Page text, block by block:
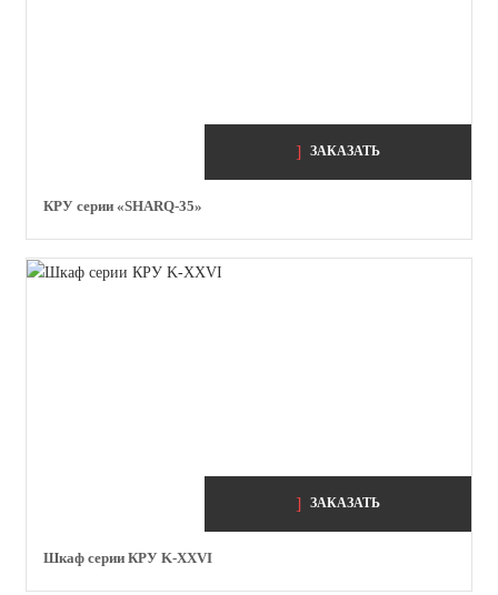
ЗАКАЗАТЬ
КРУ серии «SHARQ-35»
ЗАКАЗАТЬ
Шкаф серии КРУ K-XXVI